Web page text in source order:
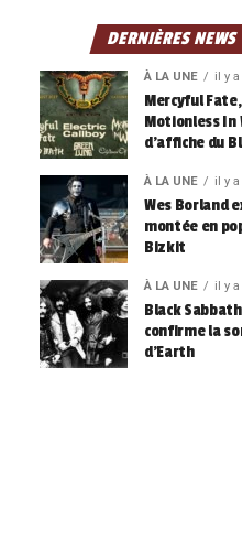
DERNIÈRES NEWS
À LA UNE il y
Mercyful
Motionless
d’affiche du
À LA UNE il y
Wes Borland
montée en
Bizkit
À LA UNE il y
Black
confirme la
d’Earth